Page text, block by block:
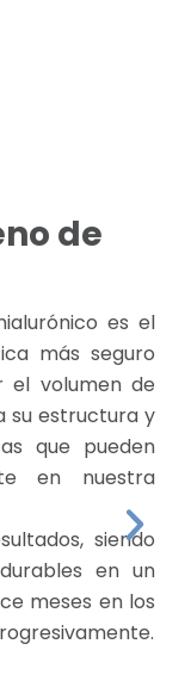
de
es el
más seguro
el volumen de
su estructura y
que pueden
en nuestra
siendo
en un
meses en los